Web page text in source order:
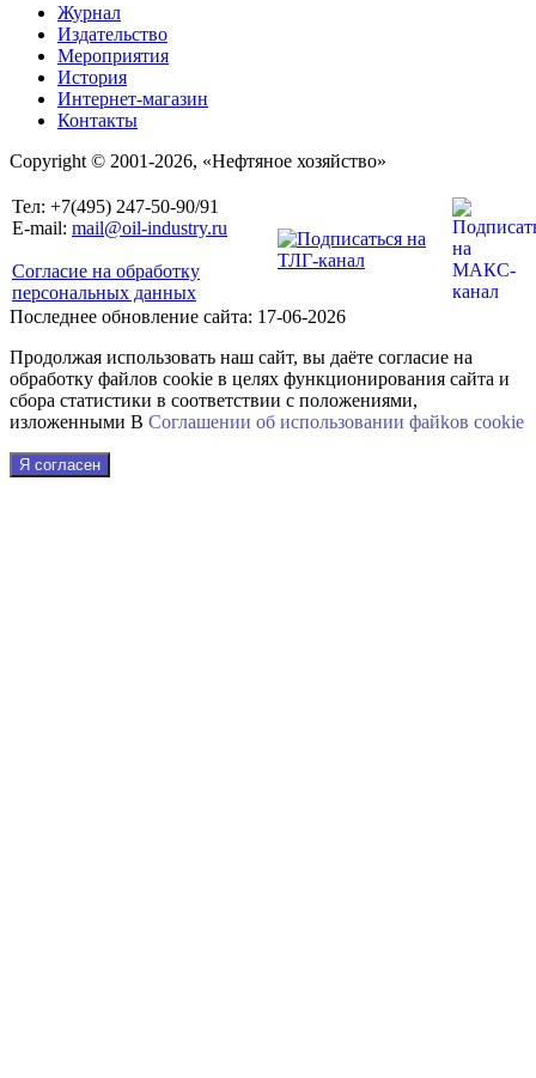
Журнал
Издательство
Мероприятия
История
Интернет-магазин
Контакты
Copyright © 2001-2026, «Нефтяное хозяйство»
Тел: +7(495) 247-50-90/91
E-mail: mail@oil-industry.ru
Согласие на обработку
персональных данных
Последнее обновление сайта: 17-06-2026
Продолжая использовать наш сайт, вы даёте согласие на
обработку файлов cookie в целях функционирования сайта и
сбора статистики в соответствии с положениями,
изложенными В Соглашении об использовании файkов cookie
Я согласен